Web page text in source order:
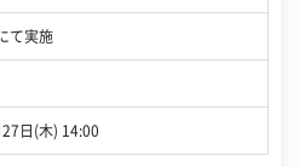
て実施
日(木) 14:00